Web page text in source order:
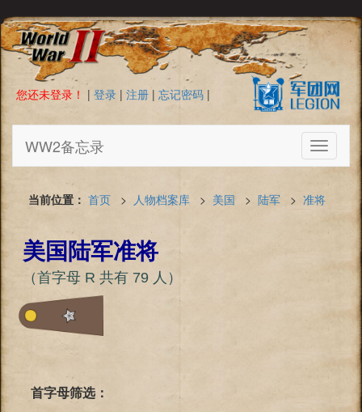
您还未登录！ | 登录 | 注册 | 忘记密码 |
Toggle
WW2备忘录
当前位置： 首页 > 人物档案库 > 美国 > 陆军 > 准将
美国陆军准将
（首字母 R 共有 79 人）
首字母筛选：